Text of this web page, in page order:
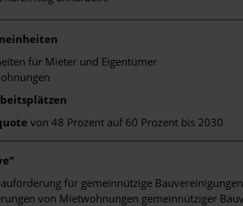
für Mieter und Eigentümer
von 48 Prozent auf 60 Prozent bis 2030
für gemeinnützige
von Mietwohnungen gemeinnütziger